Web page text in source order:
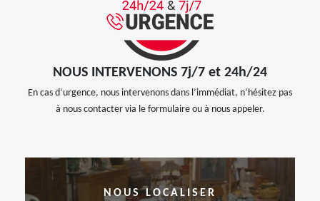
NOUS INTERVENONS 7j/7 et 24h/24
En cas d’urgence, nous intervenons dans l’immédiat, n’hésitez pas
à nous contacter via le formulaire ou à nous appeler.
NOUS LOCALISER